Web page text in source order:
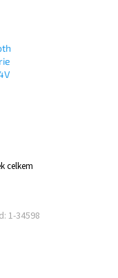
celkem
1-34598